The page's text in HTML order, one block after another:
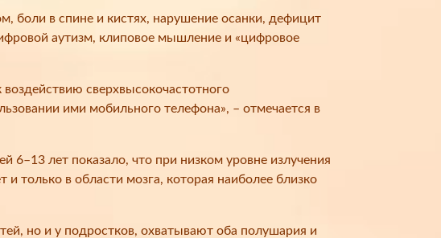
боли в спине и кистях, нарушение осанки, дефицит
аутизм, клиповое мышление и «цифровое
сверхвысокочастотного
ими мобильного телефона», – отмечается в
лет показало, что при низком уровне излучения
только в области мозга, которая наиболее близко
но и у подростков, охватывают оба полушария и